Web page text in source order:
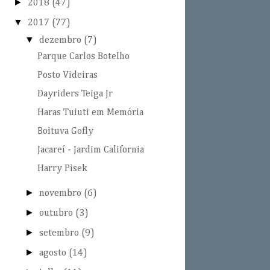
► 2018 (47)
▼ 2017 (77)
▼dezembro (7)
Parque Carlos Botelho
Posto Videiras
Dayriders Teiga Jr
Haras Tuiuti em Memória
Boituva Gofly
Jacareí - Jardim California
Harry Pisek
► novembro (6)
►outubro (3)
►setembro (9)
►agosto (14)